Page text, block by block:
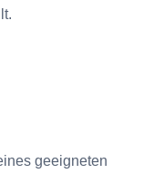
geeigneten